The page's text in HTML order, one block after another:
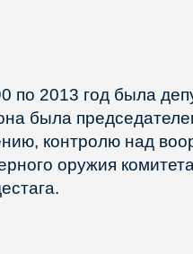
по 2013 год была
была
контролю над
оружия